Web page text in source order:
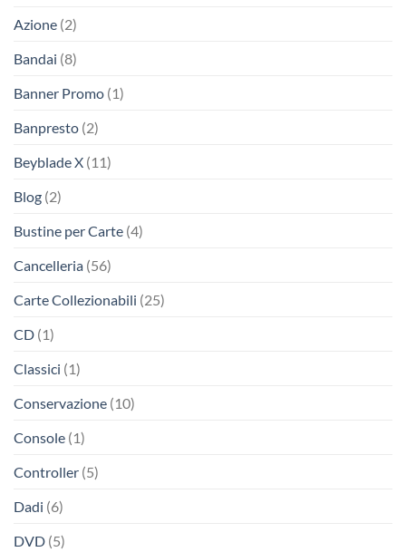
Azione (2)
Bandai (8)
Banner Promo (1)
Banpresto (2)
Beyblade X (11)
Blog (2)
Bustine per Carte (4)
Cancelleria (56)
Carte Collezionabili (25)
CD (1)
Classici (1)
Conservazione (10)
Console (1)
Controller (5)
Dadi (6)
DVD (5)